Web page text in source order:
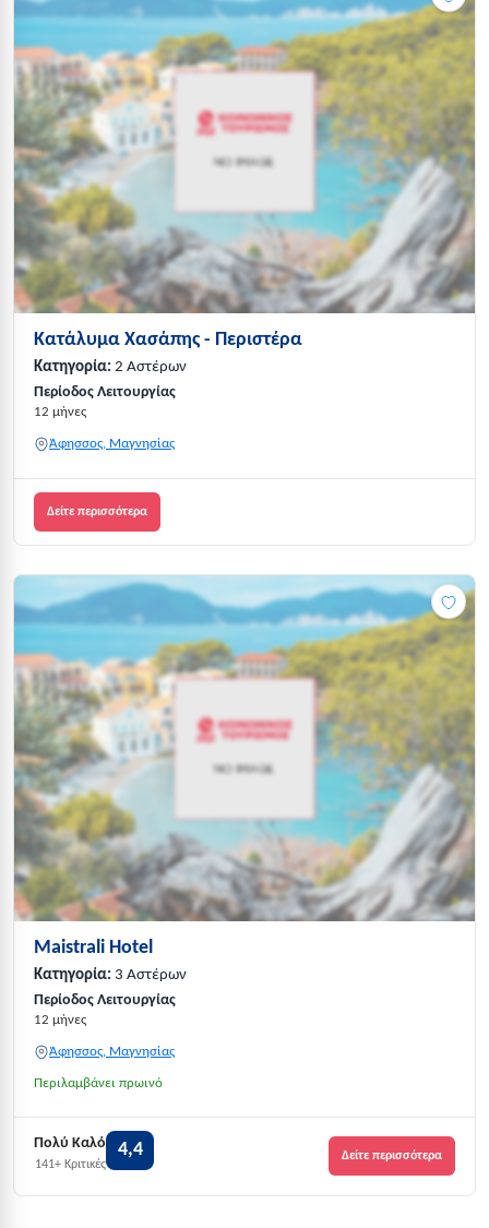
Κατάλυμα Χασάπης - Περιστέρα
Κατηγορία: 2 Αστέρων
Περίοδος Λειτουργίας
12 μήνες
Άφησσος, Μαγνησίας
Δείτε περισσότερα
Maistrali Hotel
Κατηγορία: 3 Αστέρων
Περίοδος Λειτουργίας
12 μήνες
Άφησσος, Μαγνησίας
Περιλαμβάνει πρωινό
Πολύ Καλό
141+ Κριτικές
4,4 Δείτε περισσότερα